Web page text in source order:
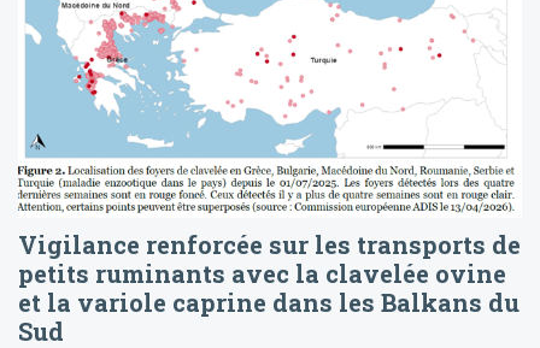
Vigilance renforcée sur les transports de
petits ruminants avec la clavelée ovine
et la variole caprine dans les Balkans du
Sud